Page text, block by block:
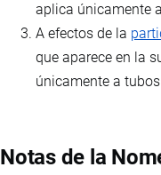
aplica únicamente
A efectos de la
que aparece en la
únicamente a
Notas de la